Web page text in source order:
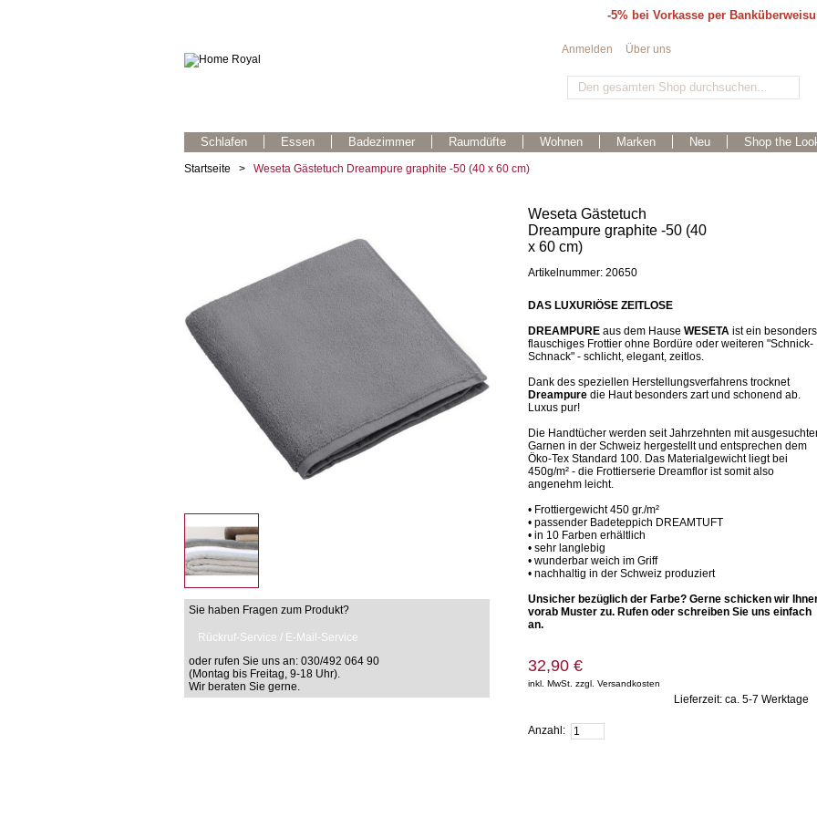
-5% bei Vorkasse per
Schlafen Essen Badezimmer Raumdüfte Wohnen Marken Neu Shop the
Anmelden Über uns
Startseite > Weseta Gästetuch Dreampure graphite -50 (40 x 60 cm)
Sie haben Fragen zum Produkt?
Rückruf-Service / E-Mail-Service
oder rufen Sie uns an: 030/492 064 90
(Montag bis Freitag, 9-18 Uhr).
Wir beraten Sie gerne.
Weseta Gästetuch
Dreampure graphite -50 (40
x 60 cm)
Artikelnummer: 20650
DAS LUXURIÖSE ZEITLOSE
DREAMPURE aus dem Hause WESETA ist ein besonders
flauschiges Frottier ohne Bordüre oder weiteren "Schnick-
Schnack" - schlicht, elegant, zeitlos.
Dank des speziellen Herstellungsverfahrens trocknet
Dreampure die Haut besonders zart und schonend ab.
Luxus pur!
Die Handtücher werden seit Jahrzehnten mit
Garnen in der Schweiz hergestellt und entsprechen dem
Öko-Tex Standard 100. Das Materialgewicht liegt bei
450g/m² - die Frottierserie Dreamflor ist somit also
angenehm leicht.
• Frottiergewicht 450 gr./m²
• passender Badeteppich DREAMTUFT
• in 10 Farben erhältlich
• sehr langlebig
• wunderbar weich im Griff
• nachhaltig in der Schweiz produziert
Unsicher bezüglich der Farbe? Gerne schicken wir
vorab Muster zu. Rufen oder schreiben Sie uns einfach
an.
32,90 €
inkl. MwSt. zzgl. Versandkosten
Lieferzeit: ca. 5-7 Werktage
Anzahl: